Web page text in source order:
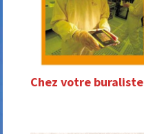
Chez votre buraliste